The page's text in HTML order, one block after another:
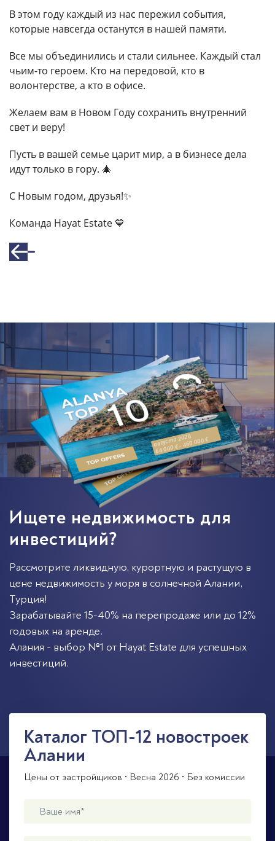
В этом году каждый из нас пережил события,
которые навсегда останутся в нашей памяти.
Все мы объединились и стали сильнее. Каждый стал
чьим-то героем. Кто на передовой, кто в
волонтерстве, а кто в офисе.
Желаем вам в Новом Году сохранить внутренний
свет и веру!
Пусть в вашей семье царит мир, а в бизнесе дела
идут только в гору. 🎄
С Новым годом, друзья!✨️
Команда Hayat Estate 💙
августа 2026
64 000 € - 460 000 €
Ищете недвижимость для
инвестиций?
Рассмотрите ликвидную, курортную и растущую в
цене недвижимость у моря в солнечной Алании,
Турция!
Зарабатывайте 15-40% на перепродаже или до 12%
годовых на аренде.
Алания - выбор №1 от Hayat Estate для успешных
инвестиций.
Каталог ТОП-12 новостроек
Алании
Цены от застройщиков • Весна 2026 • Без комиссии